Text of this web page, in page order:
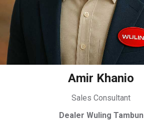
Amir Khanio
Sales Consultant
Dealer Wuling Tambun